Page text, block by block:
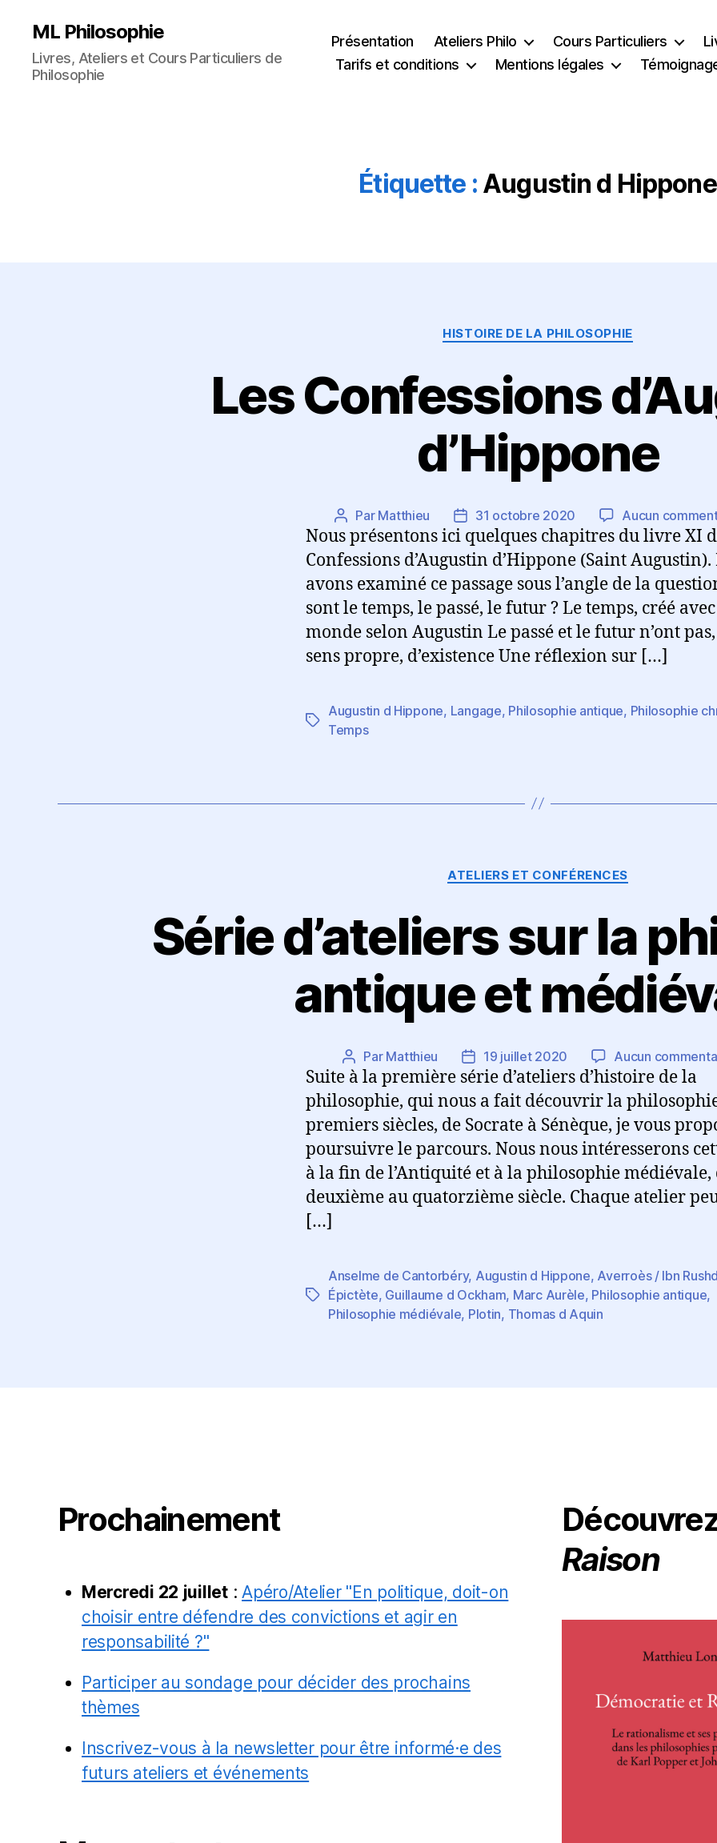
ML Philosophie
Livres, Ateliers et Cours Particuliers de
Philosophie
Présentation Ateliers Philo Cours Particuliers
Tarifs et conditions
Mentions légales
Étiquette : Augustin d Hippone
Catégories
HISTOIRE DE LA PHILOSOPHIE
Les Confessions
d’Hippone
Auteur
de
l’article
Par Matthieu
Date
de
l’article
31 octobre 2020 Aucun
Nous présentons ici quelques chapitres du livre XI
Confessions d’Augustin d’Hippone (Saint Augustin).
avons examiné ce passage sous l’angle de la
sont le temps, le passé, le futur ? Le temps, créé
monde selon Augustin Le passé et le futur n’ont
sens propre, d’existence Une réflexion sur […]
Étiquettes
Augustin d Hippone, Langage, Philosophie antique, Philosophie
Temps
Catégories
ATELIERS ET CONFÉRENCES
Série d’ateliers sur la
antique et
Auteur
de
l’article
Par Matthieu
Date
de
l’article
19 juillet 2020 Aucun
Suite à la première série d’ateliers d’histoire de la
philosophie, qui nous a fait découvrir la
premiers siècles, de Socrate à Sénèque, je vous
poursuivre le parcours. Nous nous intéresserons
à la fin de l’Antiquité et à la philosophie médiévale,
deuxième au quatorzième siècle. Chaque atelier
[…]
Étiquettes
Anselme de Cantorbéry, Augustin d Hippone, Averroès / Ibn Rushd
Épictète, Guillaume d Ockham, Marc Aurèle, Philosophie antique,
Philosophie médiévale, Plotin, Thomas d Aquin
Prochainement
Mercredi 22 juillet:Apéro/Atelier "En politique, doit-on
choisir entre défendre des convictions et agir en
responsabilité ?"
Participer au sondage pour décider des prochains
thèmes
Inscrivez-vous à la newsletter pour être informé·e des
futurs ateliers et événements
Raison